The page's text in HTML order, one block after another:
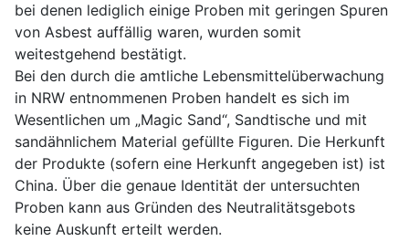
bei denen lediglich einige Proben mit geringen Spuren
von Asbest auffällig waren, wurden somit
weitestgehend bestätigt.
Bei den durch die amtliche Lebensmittelüberwachung
in NRW entnommenen Proben handelt es sich im
Wesentlichen um „Magic Sand“, Sandtische und mit
sandähnlichem Material gefüllte Figuren. Die Herkunft
der Produkte (sofern eine Herkunft angegeben ist) ist
China. Über die genaue Identität der untersuchten
Proben kann aus Gründen des Neutralitätsgebots
keine Auskunft erteilt werden.